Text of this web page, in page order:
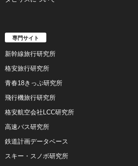
専門サイト
新幹線旅行研究所
格安旅行研究所
青春18きっぷ研究所
飛行機旅行研究所
格安航空会社LCC研究所
高速バス研究所
鉄道計画データベース
スキー・スノボ研究所